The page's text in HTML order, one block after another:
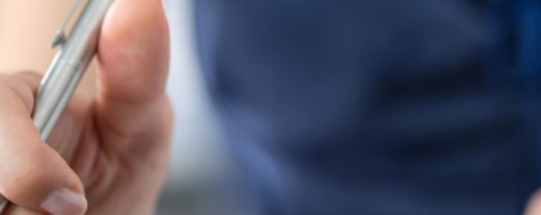
S’abonner aux articles Osler
S’abonner